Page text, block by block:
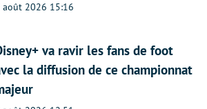
août 2026 15:16
va ravir les fans de foot
la diffusion de ce championnat